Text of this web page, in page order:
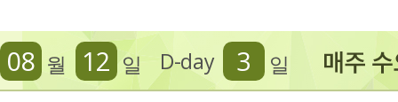
D-day 3 일
08 월 12 일